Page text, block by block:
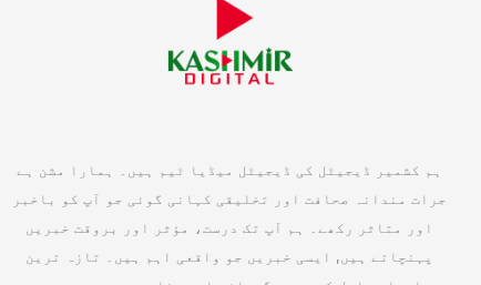
ہم کشمیر ڈیجیٹل کی ڈیجیٹل میڈیا ٹیم ہیں۔ ہمارا مشن ہے
جرات مندانہ صحافت اور تخلیقی کہانی گوئی جو آپ کو باخبر
اور متاثر رکھے۔ ہم آپ تک درست، مؤثر اور بروقت خبریں
پہنچاتے ہیں, ایسی خبریں جو واقعی اہم ہیں۔ تازہ ترین